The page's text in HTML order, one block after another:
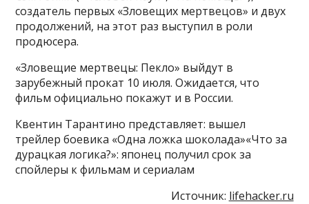
создатель первых «Зловещих мертвецов» и двух
продолжений, на этот раз выступил в роли
продюсера.
«Зловещие мертвецы: Пекло» выйдут в
зарубежный прокат 10 июля. Ожидается, что
фильм официально покажут и в России.
Квентин Тарантино представляет: вышел
трейлер боевика «Одна ложка шоколада»«Что за
дурацкая логика?»: японец получил срок за
спойлеры к фильмам и сериалам
Источник: lifehacker.ru